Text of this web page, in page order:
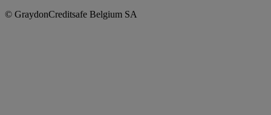
© GraydonCreditsafe Belgium SA